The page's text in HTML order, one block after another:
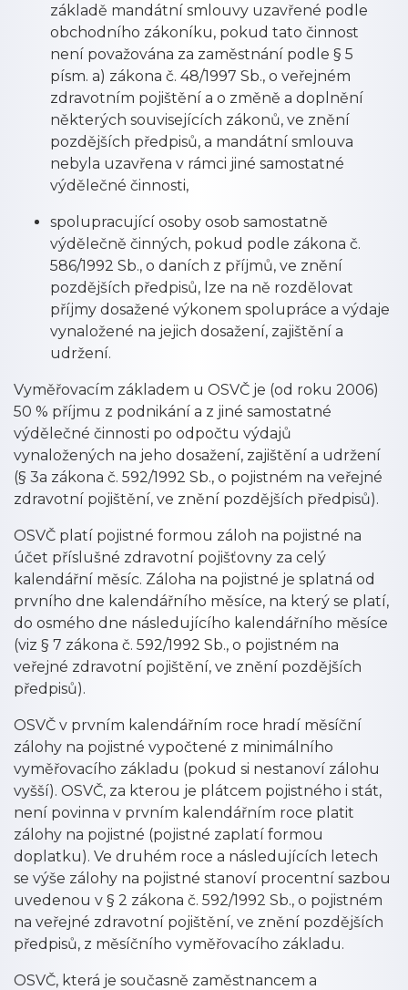
základě mandátní smlouvy uzavřené podle
obchodního zákoníku, pokud tato činnost
není považována za zaměstnání podle § 5
písm. a) zákona č. 48/1997 Sb., o veřejném
zdravotním pojištění a o změně a doplnění
některých souvisejících zákonů, ve znění
pozdějších předpisů, a mandátní smlouva
nebyla uzavřena v rámci jiné samostatné
výdělečné činnosti,
spolupracující osoby osob samostatně
výdělečně činných, pokud podle zákona č.
586/1992 Sb., o daních z příjmů, ve znění
pozdějších předpisů, lze na ně rozdělovat
příjmy dosažené výkonem spolupráce a výdaje
vynaložené na jejich dosažení, zajištění a
udržení.
Vyměřovacím základem u OSVČ je (od roku 2006)
50 % příjmu z podnikání a z jiné samostatné
výdělečné činnosti po odpočtu výdajů
vynaložených na jeho dosažení, zajištění a udržení
(§ 3a zákona č. 592/1992 Sb., o pojistném na veřejné
zdravotní pojištění, ve znění pozdějších předpisů).
OSVČ platí pojistné formou záloh na pojistné na
účet příslušné zdravotní pojišťovny za celý
kalendářní měsíc. Záloha na pojistné je splatná od
prvního dne kalendářního měsíce, na který se platí,
do osmého dne následujícího kalendářního měsíce
(viz § 7 zákona č. 592/1992 Sb., o pojistném na
veřejné zdravotní pojištění, ve znění pozdějších
předpisů).
OSVČ v prvním kalendářním roce hradí měsíční
zálohy na pojistné vypočtené z minimálního
vyměřovacího základu (pokud si nestanoví zálohu
vyšší). OSVČ, za kterou je plátcem pojistného i stát,
není povinna v prvním kalendářním roce platit
zálohy na pojistné (pojistné zaplatí formou
doplatku). Ve druhém roce a následujících letech
se výše zálohy na pojistné stanoví procentní sazbou
uvedenou v § 2 zákona č. 592/1992 Sb., o pojistném
na veřejné zdravotní pojištění, ve znění pozdějších
předpisů, z měsíčního vyměřovacího základu.
OSVČ, která je současně zaměstnancem a